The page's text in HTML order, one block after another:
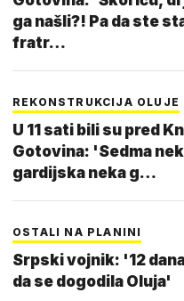
ga našli?! Pa da ste
fratr…
REKONSTRUKCIJA OLUJE
U 11 sati bili su pred Kninom.
Gotovina: 'Sedma
gardijska neka g…
OSTALI NA PLANINI
Srpski vojnik: '12
da se dogodila Oluja'